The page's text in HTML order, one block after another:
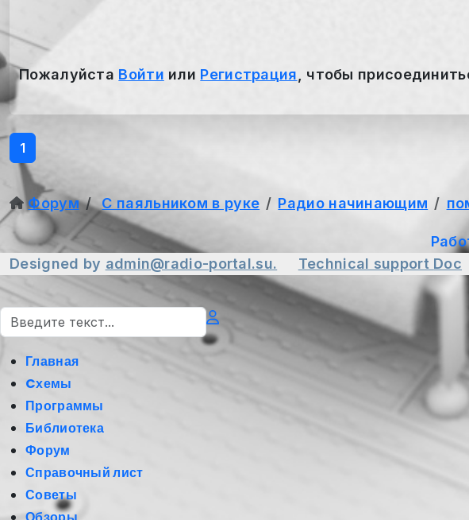
Пожалуйста Войти или Регистрация , чтобы
1
Форум
С паяльником в руке Радио начинающим
Designed by admin@radio-portal.su. Technical support Doc
Поиск
Главная
Cхемы
Программы
Библиотека
Форум
Справочный лист
Советы